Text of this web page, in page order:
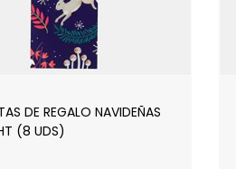
DE REGALO NAVIDEÑAS
(8 UDS)